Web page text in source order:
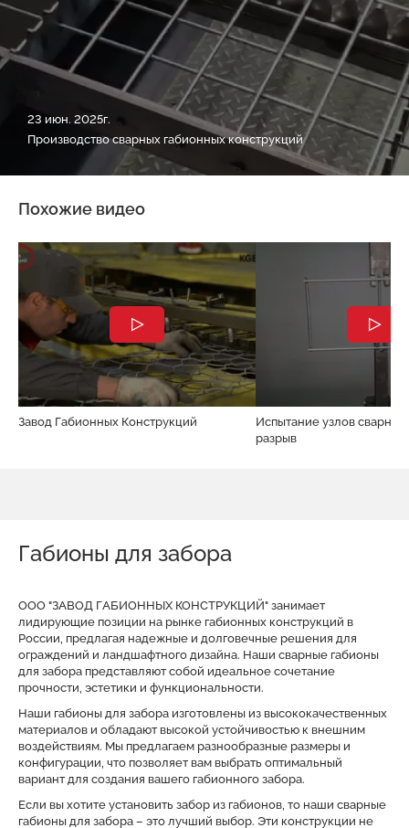
23 июн. 2025г.
Производство сварных габионных конструкций
Похожие видео
Завод Габионных Конструкций
Испытание узлов сварной
разрыв
Габионы для забора
ООО "ЗАВОД ГАБИОННЫХ КОНСТРУКЦИЙ" занимает
лидирующие позиции на рынке габионных конструкций в
России, предлагая надежные и долговечные решения для
ограждений и ландшафтного дизайна. Наши сварные габионы
для забора представляют собой идеальное сочетание
прочности, эстетики и функциональности.
Наши габионы для забора изготовлены из высококачественных
материалов и обладают высокой устойчивостью к внешним
воздействиям. Мы предлагаем разнообразные размеры и
конфигурации, что позволяет вам выбрать оптимальный
вариант для создания вашего габионного забора.
Если вы хотите установить забор из габионов, то наши сварные
габионы для забора – это лучший выбор. Эти конструкции не